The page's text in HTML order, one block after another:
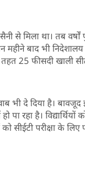
मिला था। तब वर्षों
बाद भी निदेशालय
25 फीसदी खाली
दे दिया है। बावजूद
रहा है। विद्यार्थियों
परीक्षा के लिए